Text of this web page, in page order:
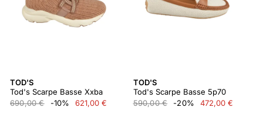
TOD'S
Tod's Scarpe Basse Xxba
690,00 €
-10% 621,00 €
TOD'S
Tod's Scarpe Basse 5p70
590,00 €
-20% 472,00 €